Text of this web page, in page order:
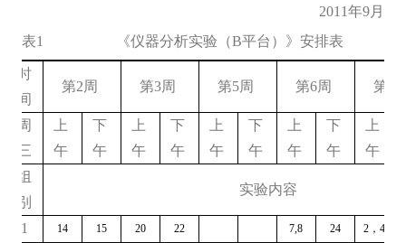
2011年9月
表1 《仪器分析实验（B平台）》安排表
时
间
第2周 第3周 第5周 第6周 第
周
三
上
午
下
午
上
午
下
午
上
午
下
午
上
午
下
午
上
午
组
别
实验内容
1 14 15 20 22 7,8 24 2， 4